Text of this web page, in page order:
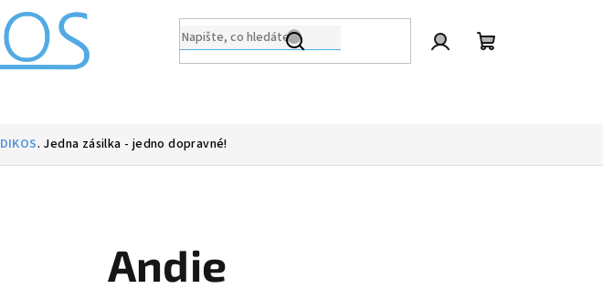
DIKOS. Jedna zásilka - jedno dopravné!
Andie